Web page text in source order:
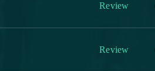
Review
Review